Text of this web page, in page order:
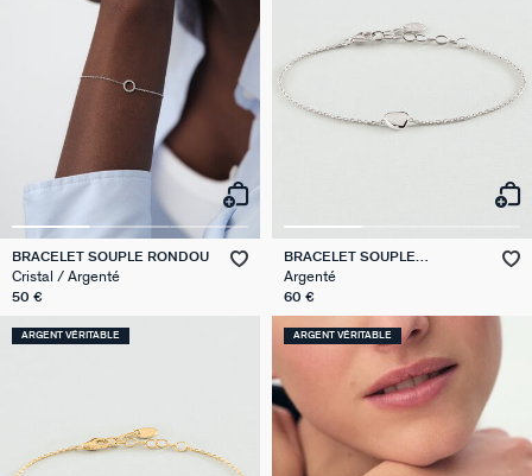
BRACELET SOUPLE RONDOU
Cristal / Argenté
50 €
BRACELET SOUPLE
MONTMARTRE
Argenté
60 €
ARGENT VÉRITABLE ARGENT VÉRITABLE